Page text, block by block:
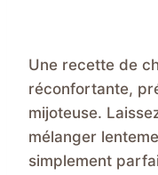
Une recette de
réconfortante,
mijoteuse.
mélanger
simplement